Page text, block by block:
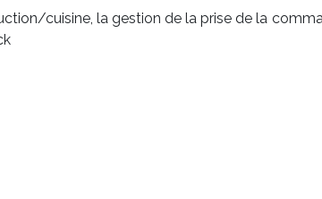
cuisine, la gestion de la prise de la